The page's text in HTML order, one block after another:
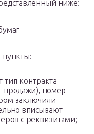
ниже:
тип контракта
продажи), номер
заключили
вписывают
с реквизитами;